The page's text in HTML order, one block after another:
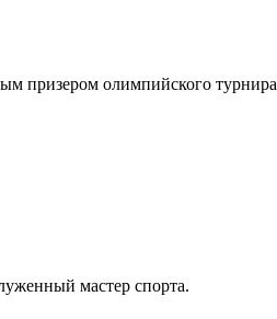
призером олимпийского турнира
мастер спорта.